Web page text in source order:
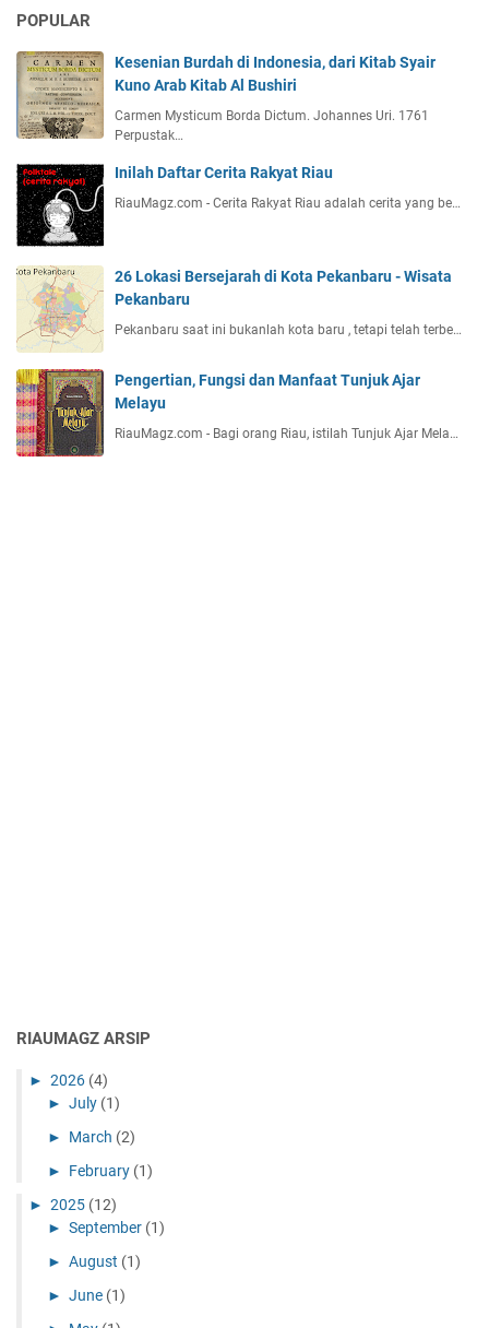
POPULAR
Kesenian Burdah di Indonesia, dari Kitab Syair
Kuno Arab Kitab Al Bushiri
Carmen Mysticum Borda Dictum. Johannes Uri. 1761
Perpustak…
Inilah Daftar Cerita Rakyat Riau
RiauMagz.com - Cerita Rakyat Riau adalah cerita yang be…
26 Lokasi Bersejarah di Kota Pekanbaru - Wisata
Pekanbaru
Pekanbaru saat ini bukanlah kota baru , tetapi telah terbe…
Pengertian, Fungsi dan Manfaat Tunjuk Ajar
Melayu
RiauMagz.com - Bagi orang Riau, istilah Tunjuk Ajar Mela…
RIAUMAGZ ARSIP
► 2026 (4)
► July (1)
► March (2)
► February (1)
► 2025 (12)
► September (1)
► August (1)
► June (1)